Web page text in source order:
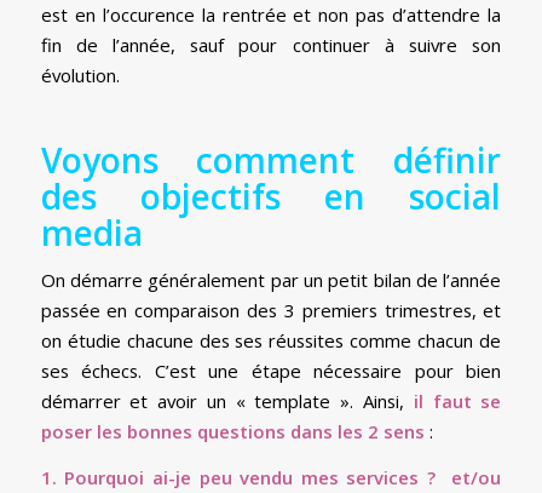
est en l’occurence la rentrée et non pas d’attendre la
fin de l’année, sauf pour continuer à suivre son
évolution.
Voyons comment définir
des objectifs en social
media
On démarre généralement par un petit bilan de l’année
passée en comparaison des 3 premiers trimestres, et
on étudie chacune des ses réussites comme chacun de
ses échecs. C’est une étape nécessaire pour bien
démarrer et avoir un « template ». Ainsi, il faut se
poser les bonnes questions dans les 2 sens :
1. Pourquoi ai-je peu vendu mes services ? et/ou